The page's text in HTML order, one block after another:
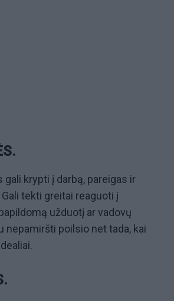
krypti į darbą, pareigas ir
tekti greitai reaguoti į
užduotį ar vadovų
nepamiršti poilsio net tada, kai